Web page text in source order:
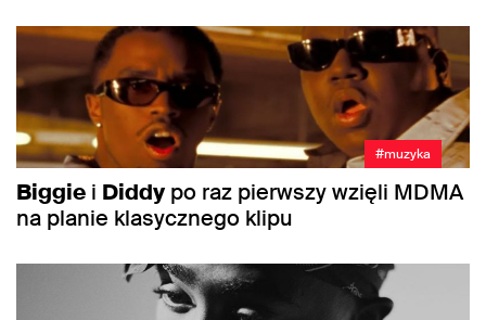
#muzyka
Biggie i Diddy po raz pierwszy wzięli MDMA
na planie klasycznego klipu